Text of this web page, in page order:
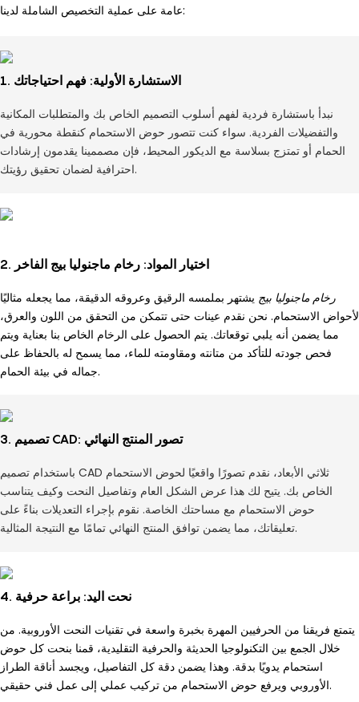
عامة على عملية التخصيص الشاملة لدينا:
1. الاستشارة الأولية: فهم احتياجاتك
نبدأ باستشارة فردية لفهم أسلوب التصميم الخاص بك والمتطلبات المكانية
والتفضيلات الفردية. سواء كنت تتصور حوض الاستحمام كنقطة محورية في
الحمام أو تمتزج بسلاسة مع الديكور المحيط، فإن مصممينا يقدمون إرشادات
احترافية لضمان تحقيق رؤيتك.
2. اختيار المواد: رخام ماجنوليا بيج الفاخر
رخام ماجنوليا بيج يشتهر بملمسه الرقيق وعروقه الدقيقة، مما يجعله مثاليًا
لأحواض الاستحمام. نحن نقدم عينات حتى تتمكن من التحقق من اللون والعرق،
مما يضمن أنه يلبي توقعاتك. يتم الحصول على الرخام الخاص بنا بعناية ويتم
فحص جودته للتأكد من متانته ومقاومته للماء، مما يسمح له بالحفاظ على
جماله في بيئة الحمام.
3. تصميم CAD: تصور المنتج النهائي
باستخدام تصميم CAD ثلاثي الأبعاد، نقدم تصورًا واقعيًا لحوض الاستحمام
الخاص بك. يتيح لك هذا عرض الشكل العام وتفاصيل النحت وكيف يتناسب
حوض الاستحمام مع مساحتك الخاصة. نقوم بإجراء التعديلات بناءً على
تعليقاتك، مما يضمن توافق المنتج النهائي تمامًا مع النتيجة المثالية.
4. نحت اليد: براعة حرفية
يتمتع فريقنا من الحرفيين المهرة بخبرة واسعة في تقنيات النحت الأوروبية. من
خلال الجمع بين التكنولوجيا الحديثة والحرفية التقليدية، قمنا بنحت كل حوض
استحمام يدويًا بدقة. وهذا يضمن دقة كل التفاصيل، ويجسد أناقة الطراز
الأوروبي ويرفع حوض الاستحمام من تركيب عملي إلى عمل فني حقيقي.